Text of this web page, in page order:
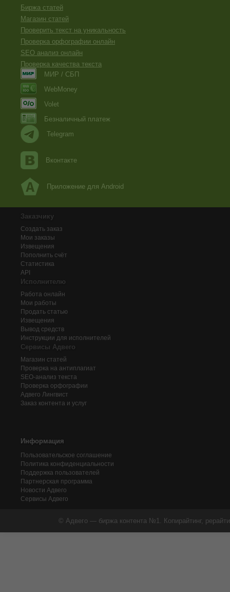
Биржа статей
Магазин статей
Проверить текст на уникальность
Проверка орфографии онлайн
SEO анализ онлайн
Проверка качества текста
МИР / СБП
WebMoney
Volet
Безналичный платеж
Telegram
Вконтакте
Приложение для Android
Заказчику
Создать заказ
Мои заказы
Извещения
Пополнить счёт
Статистика
API
Исполнителю
Работа онлайн
Мои работы
Продать статью
Извещения
Вывод средств
Инструкции для исполнителей
Сервисы Адвего
Магазин статей
Проверка на антиплагиат
SEO-анализ текста
Проверка орфографии
Адвего Лингвист
Заказ контента и услуг
Информация
Пользовательское соглашение
Политика конфиденциальности
Поддержка пользователей
Партнерская программа
Новости Адвего
Сервисы Адвего
© Адвего — биржа контента №1. Копирайтинг,